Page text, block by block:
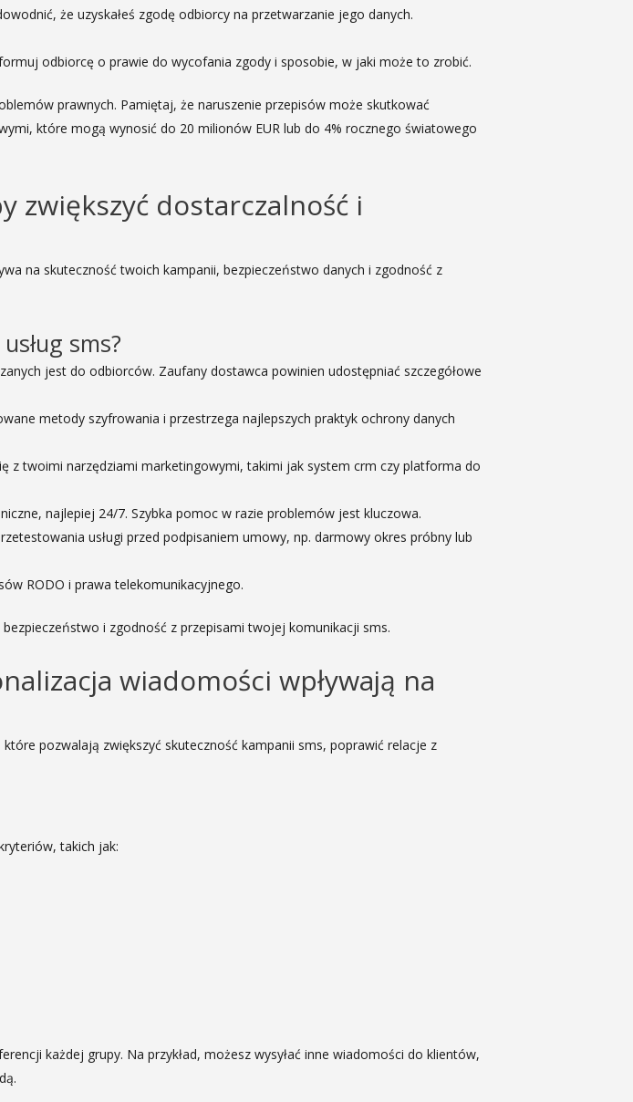
że uzyskałeś zgodę odbiorcy na przetwarzanie jego danych.
odbiorcę o prawie do wycofania zgody i sposobie, w jaki może to zrobić.
prawnych. Pamiętaj, że naruszenie przepisów może skutkować
które mogą wynosić do 20 milionów EUR lub do 4% rocznego światowego
zwiększyć dostarczalność i
na skuteczność twoich kampanii, bezpieczeństwo danych i zgodność z
sms?
jest do odbiorców. Zaufany dostawca powinien udostępniać szczegółowe
metody szyfrowania i przestrzega najlepszych praktyk ochrony danych
z twoimi narzędziami marketingowymi, takimi jak system crm czy platforma do
najlepiej 24/7. Szybka pomoc w razie problemów jest kluczowa.
usługi przed podpisaniem umowy, np. darmowy okres próbny lub
RODO i prawa telekomunikacyjnego.
i zgodność z przepisami twojej komunikacji sms.
wiadomości wpływają na
pozwalają zwiększyć skuteczność kampanii sms, poprawić relacje z
takich jak:
każdej grupy. Na przykład, możesz wysyłać inne wiadomości do klientów,